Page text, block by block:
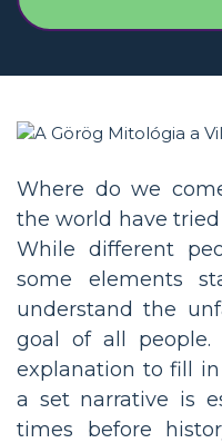
Where do we
the world have
While different
some elements
understand the
goal of all people.
explanation to fill
a set narrative is
times before